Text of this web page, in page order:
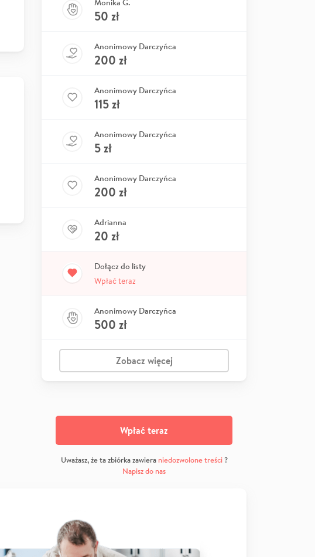
Monika G.
50 zł
Anonimowy Darczyńca
200 zł
Anonimowy Darczyńca
115zł
Anonimowy Darczyńca
5zł
Anonimowy Darczyńca
200 zł
Adrianna
20 zł
Dołącz do listy
Wpłać teraz
Anonimowy Darczyńca
500 zł
Zobacz więcej
Wpłać teraz
Uważasz, że ta zbiórka zawiera niedozwolone treści?
Napisz do nas